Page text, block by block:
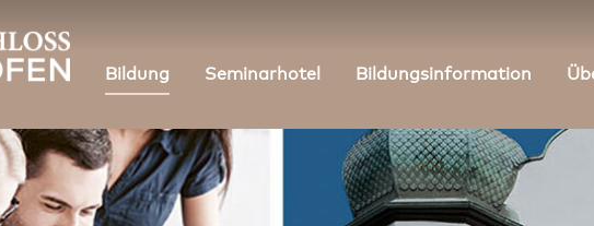
Bildung Seminarhotel Bildungsinformation